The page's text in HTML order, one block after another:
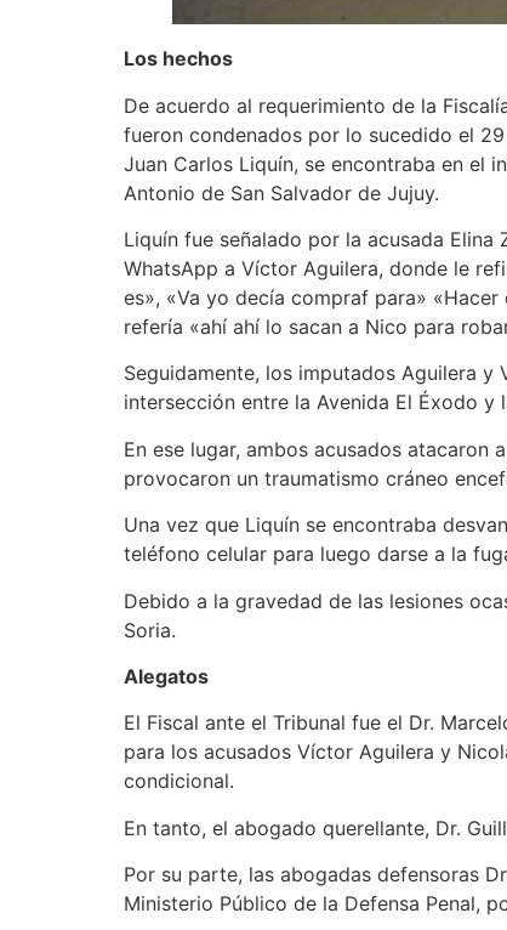
Los hechos
De acuerdo al requerimiento de la
fueron condenados por lo sucedido el
Juan Carlos Liquín, se encontraba en el
Antonio de San Salvador de Jujuy.
Liquín fue señalado por la acusada
WhatsApp a Víctor Aguilera, donde le
es», «Va yo decía compraf para»
refería «ahí ahí lo sacan a Nico para
Seguidamente, los imputados Aguilera
intersección entre la Avenida El Éxodo
En ese lugar, ambos acusados atacaron
provocaron un traumatismo cráneo
Una vez que Liquín se encontraba
teléfono celular para luego darse a la
Debido a la gravedad de las lesiones
Soria.
Alegatos
El Fiscal ante el Tribunal fue el Dr.
para los acusados Víctor Aguilera y
condicional.
En tanto, el abogado querellante, Dr.
Por su parte, las abogadas defensoras
Ministerio Público de la Defensa Penal,